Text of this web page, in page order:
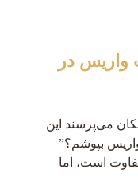
واریس در
می‌پرسند این
بپوشم؟”
است، اما